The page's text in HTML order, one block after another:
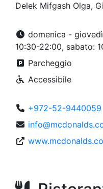
Delek Mifgash Olga,
domenica -
10:30-22:00, sabato:
Parcheggio
Accessibile
+972-52-9440059